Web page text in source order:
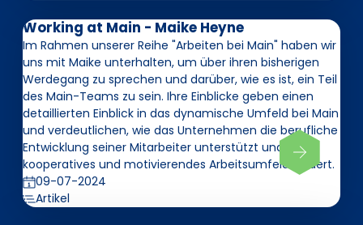
Working at Main - Maike Heyne
Im Rahmen unserer Reihe "Arbeiten bei Main" haben wir
uns mit Maike unterhalten, um über ihren bisherigen
Werdegang zu sprechen und darüber, wie es ist, ein Teil
des Main-Teams zu sein. Ihre Einblicke geben einen
detaillierten Einblick in das dynamische Umfeld bei Main
und verdeutlichen, wie das Unternehmen die berufliche
Entwicklung seiner Mitarbeiter unterstützt und ein
kooperatives und motivierendes Arbeitsumfeld fördert.
09-07-2024
Artikel